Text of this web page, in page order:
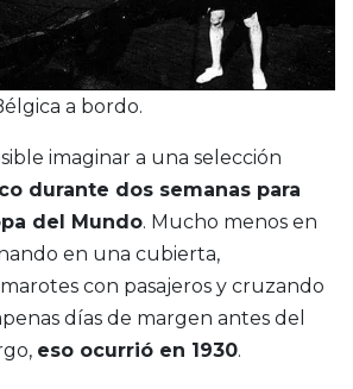
a bordo.
imaginar a una selección
durante dos semanas para
del Mundo. Mucho menos en
en una cubierta,
con pasajeros y cruzando
días de margen antes del
eso ocurrió en 1930.